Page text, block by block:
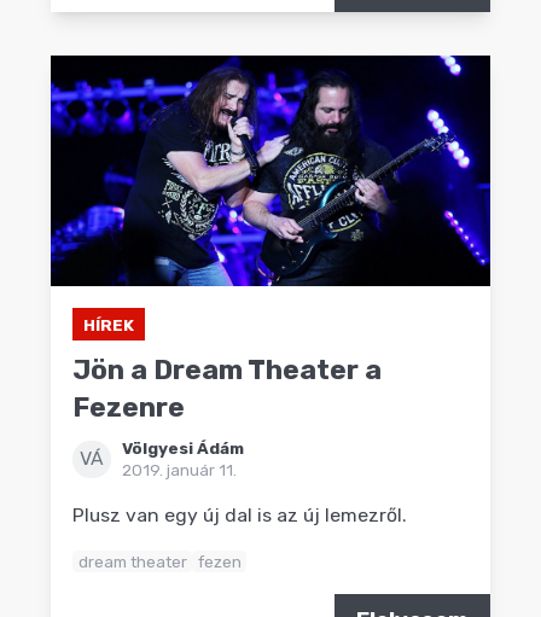
HÍREK
Jön a Dream Theater a
Fezenre
VÁ
Völgyesi Ádám
2019. január 11.
Plusz van egy új dal is az új lemezről.
dream theater fezen